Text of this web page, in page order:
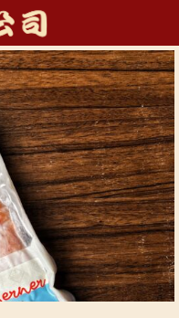
Toggle
navigation